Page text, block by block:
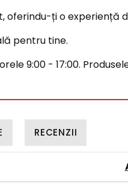
ți o experiență
pentru tine.
9:00 - 17:00.
RECENZII